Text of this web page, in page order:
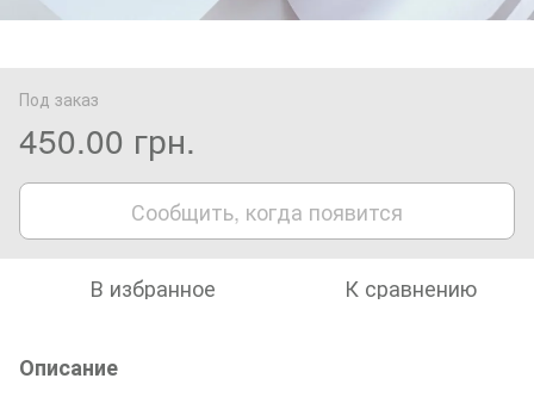
Под заказ
450.00 грн.
Сообщить, когда появится
В избранное К сравнению
Описание